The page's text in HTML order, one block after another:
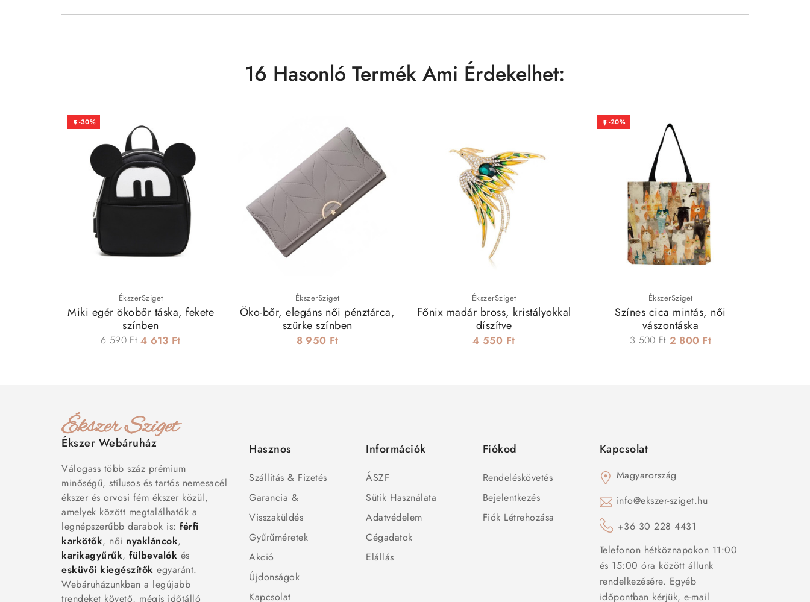
16 Hasonló Termék Ami Érdekelhet:
 -30%
ÉkszerSziget
Miki egér ökobőr táska, fekete
színben
6 590 Ft 4 613 Ft
ÉkszerSziget
Öko-bőr, elegáns női pénztárca,
szürke színben
8 950 Ft
ÉkszerSziget
Főnix madár bross, kristályokkal
díszítve
4 550 Ft
 -20%
ÉkszerSziget
Színes cica mintás, női
vászontáska
3 500 Ft 2 800 Ft
Ékszer Webáruház
Válogass több száz prémium
minőségű, stílusos és tartós nemesacél
ékszer és orvosi fém ékszer közül,
amelyek között megtalálhatók a
legnépszerűbb darabok is: férfi
karkötők, női nyakláncok,
karikagyűrűk, fülbevalók és
esküvői kiegészítők egyaránt.
Webáruházunkban a legújabb
trendeket követő, mégis időtálló
Hasznos
Szállítás & Fizetés
Garancia &
Visszaküldés
Gyűrűméretek
Akció
Újdonságok
Kapcsolat
Információk
ÁSZF
Sütik Használata
Adatvédelem
Cégadatok
Elállás
Fiókod
Rendeléskövetés
Bejelentkezés
Fiók Létrehozása
Kapcsolat
Magyarország
info@ekszer-sziget.hu
+36 30 228 4431
Telefonon hétköznapokon 11:00
és 15:00 óra között állunk
rendelkezésére. Egyéb
időpontban kérjük, e-mail